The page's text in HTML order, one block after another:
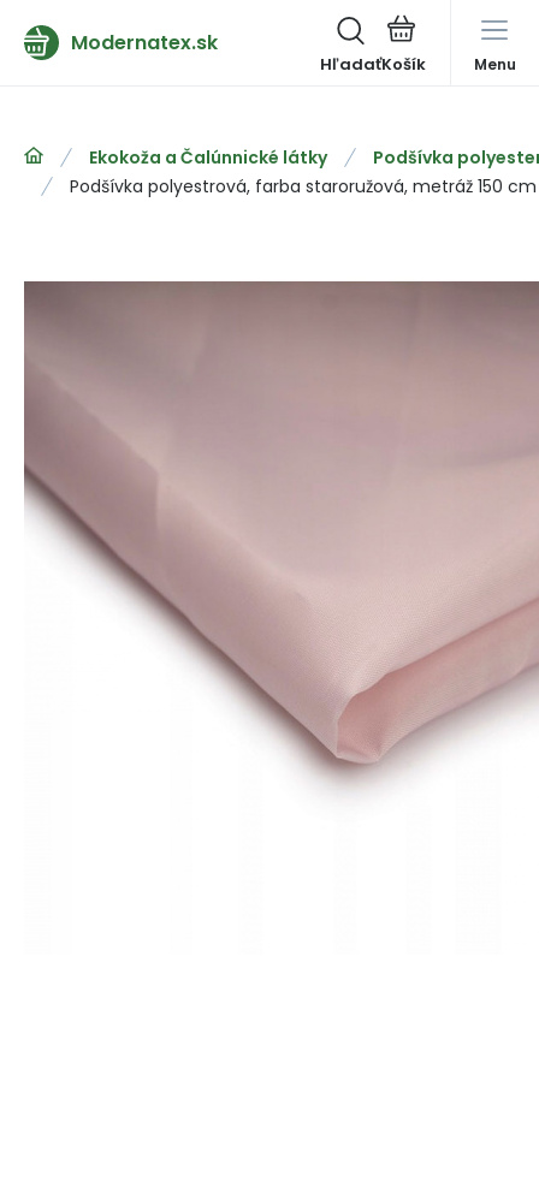
Modernatex.sk
Hľadať Menu
Ekokoža a Čalúnnické látky
Podšívka
Podšívka polyestrová, farba staroružová, metráž 150 cm